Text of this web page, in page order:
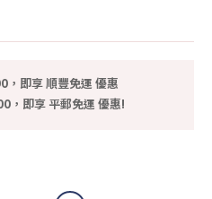
即享 順豐免運 優惠
，即享 平郵免運 優惠!